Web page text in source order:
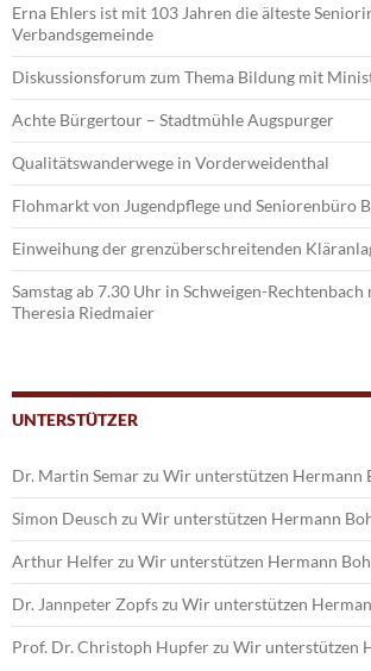
Erna Ehlers ist mit 103 Jahren die älteste
Verbandsgemeinde
Diskussionsforum zum Thema Bildung mit
Achte Bürgertour – Stadtmühle Augspurger
Qualitätswanderwege in Vorderweidenthal
Flohmarkt von Jugendpflege und Seniorenbüro
Einweihung der grenzüberschreitenden
Samstag ab 7.30 Uhr in Schweigen-
Theresia Riedmaier
UNTERSTÜTZER
Dr. Martin Semarzu Wir unterstützen Hermann
Simon Deusch zu Wir unterstützen Hermann
Arthur Helferzu Wir unterstützen Hermann
Dr. Jannpeter Zopfszu Wir unterstützen
Prof. Dr. Christoph Hupferzu Wir unterstützen